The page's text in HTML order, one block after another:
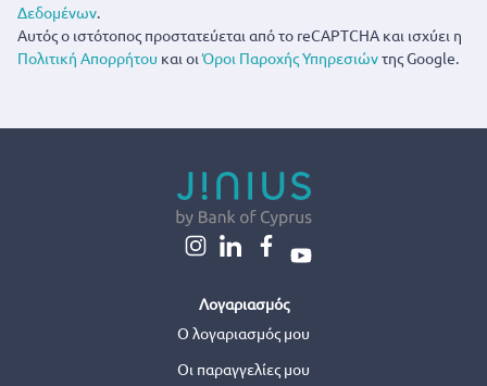
Δεδομένων.
Αυτός ο ιστότοπος προστατεύεται από το reCAPTCHA και ισχύει η
Πολιτική Απορρήτου και οιΌροι Παροχής Υπηρεσιώντης Google.
Λογαριασμός
Ο λογαριασμός μου
Οι παραγγελίες μου